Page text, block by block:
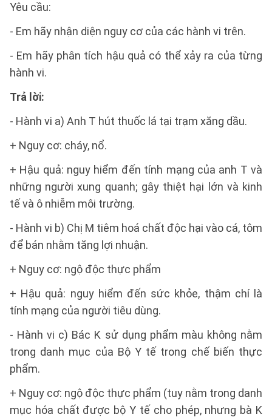
Yêu cầu:
- Em hãy nhận diện nguy cơ của các hành vi trên.
- Em hãy phân tích hậu quả có thể xảy ra của từng
hành vi.
Trả lời:
- Hành vi a) Anh T hút thuốc lá tại trạm xăng dầu.
+ Nguy cơ: cháy, nổ.
+ Hậu quả: nguy hiểm đến tính mạng của anh T và
những người xung quanh; gây thiệt hại lớn và kinh
tế và ô nhiễm môi trường.
- Hành vi b) Chị M tiêm hoá chất độc hại vào cá, tôm
để bán nhằm tăng lợi nhuận.
+ Nguy cơ: ngộ độc thực phẩm
+ Hậu quả: nguy hiểm đến sức khỏe, thậm chí là
tính mạng của người tiêu dùng.
- Hành vi c) Bác K sử dụng phẩm màu không nằm
trong danh mục của Bộ Y tế trong chế biến thực
phẩm.
+ Nguy cơ: ngộ độc thực phẩm (tuy nằm trong danh
mục hóa chất được bộ Y tế cho phép, nhưng bà K